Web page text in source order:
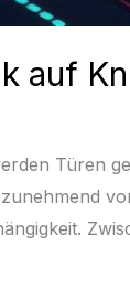
auf
Türen